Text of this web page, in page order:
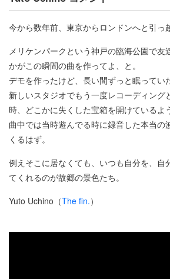
今から数年前、東京からロンドンへと引っ
メリケンパークという神戸の臨海公園で友
かがこの瞬間の曲を作ってよ、と。
デモを作ったけど、長い間ずっと眠っていた
新しいスタジオでもう一度レコーディング
時、どこかに失くした宝箱を開けているよ
曲中では当時遊んでる時に録音した本当の
くるはず。
例えそこに居なくても、いつも自分を、自
てくれるのが故郷の景色たち。
Yuto Uchino（The fin.）